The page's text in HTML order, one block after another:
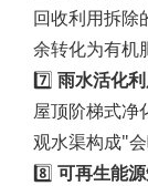
回收利用拆除
余转化为有机
7️⃣ 雨水活化
屋顶阶梯式净
观水渠构成"
8️⃣ 可再生能